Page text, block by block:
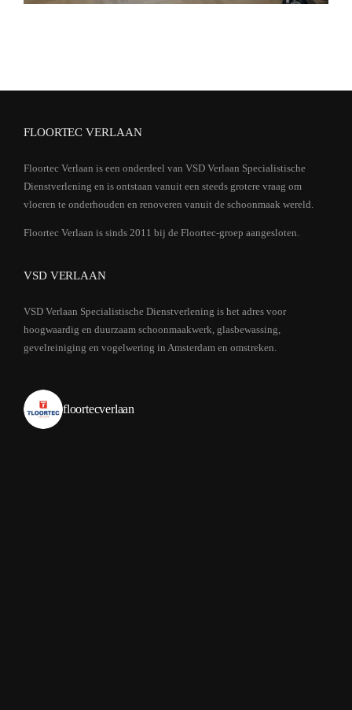
FLOORTEC VERLAAN
Floortec Verlaan is een onderdeel van VSD Verlaan Specialistische
Dienstverlening en is ontstaan vanuit een steeds grotere vraag om
vloeren te onderhouden en renoveren vanuit de schoonmaak wereld.
Floortec Verlaan is sinds 2011 bij de Floortec-groep aangesloten.
VSD VERLAAN
VSD Verlaan Specialistische Dienstverlening is het adres voor
hoogwaardig en duurzaam schoonmaakwerk, glasbewassing,
gevelreiniging en vogelwering in Amsterdam en omstreken.
floortecverlaan